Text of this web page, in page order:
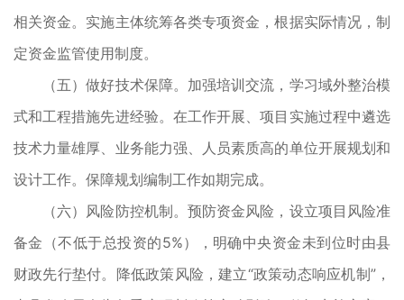
相关资金。实施主体统筹各类专项资金，根据实际情况，制
定资金监管使用制度。
（五）做好技术保障。加强培训交流，学习域外整治模
式和工程措施先进经验。在工作开展、项目实施过程中遴选
技术力量雄厚、业务能力强、人员素质高的单位开展规划和
设计工作。保障规划编制工作如期完成。
（六）风险防控机制。预防资金风险，设立项目风险准
备金（不低于总投资的5%），明确中央资金未到位时由县
财政先行垫付。降低政策风险，建立“政策动态响应机制”，